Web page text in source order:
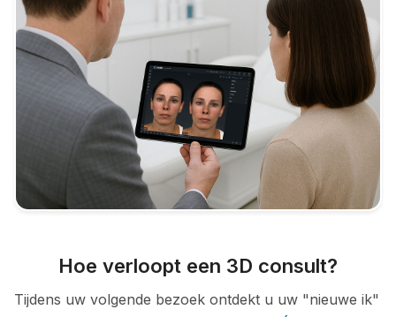
Hoe verloopt een 3D consult?
Tijdens uw volgende bezoek ontdekt u uw "nieuwe ik"